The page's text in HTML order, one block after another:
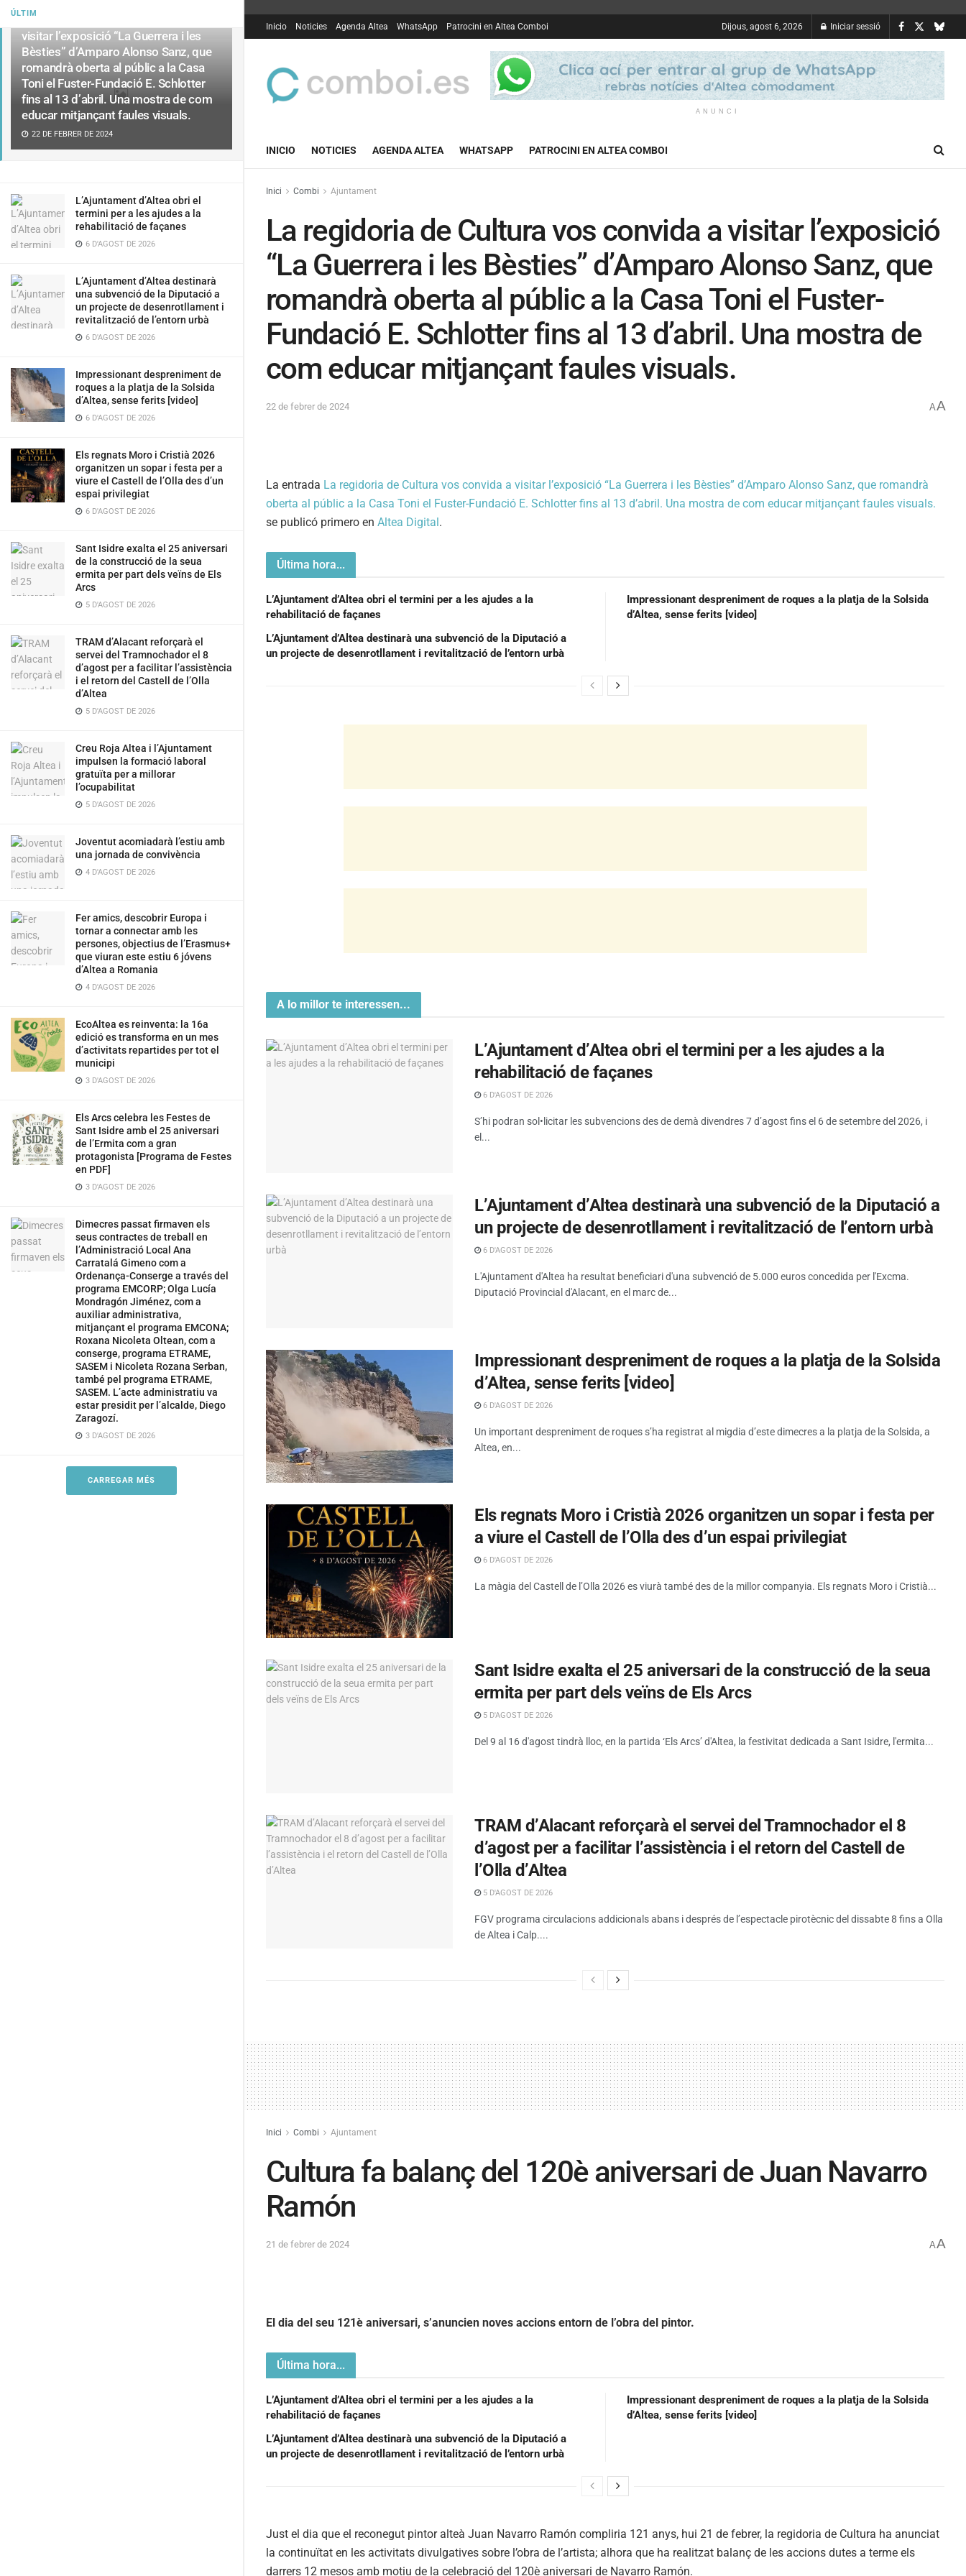
ÚLTIMLa regidoria de Cultura vos convida a
visitar l’exposició “La Guerrera i les
Bèsties” d’Amparo Alonso Sanz, que
romandrà oberta al públic a la Casa
Toni el Fuster-Fundació E. Schlotter
fins al 13 d’abril. Una mostra de com
educar mitjançant faules visuals.
22 DE FEBRER DE 2024
L’Ajuntament d’Altea obri el
termini per a les ajudes a la
rehabilitació de façanes
6 D'AGOST DE 2026
L’Ajuntament d’Altea destinarà
una subvenció de la Diputació a
un projecte de desenrotllament i
revitalització de l’entorn urbà
6 D'AGOST DE 2026
Impressionant despreniment de
roques a la platja de la Solsida
d’Altea, sense ferits [video]
6 D'AGOST DE 2026
Els regnats Moro i Cristià 2026
organitzen un sopar i festa per a
viure el Castell de l’Olla des d’un
espai privilegiat
6 D'AGOST DE 2026
Sant Isidre exalta el 25 aniversari
de la construcció de la seua
ermita per part dels veïns de Els
Arcs
5 D'AGOST DE 2026
TRAM d’Alacant reforçarà el
servei del Tramnochador el 8
d’agost per a facilitar l’assistència
i el retorn del Castell de l’Olla
d’Altea
5 D'AGOST DE 2026
Creu Roja Altea i l’Ajuntament
impulsen la formació laboral
gratuïta per a millorar
l’ocupabilitat
5 D'AGOST DE 2026
Joventut acomiadarà l’estiu amb
una jornada de convivència
4 D'AGOST DE 2026
Fer amics, descobrir Europa i
tornar a connectar amb les
persones, objectius de l’Erasmus+
que viuran este estiu 6 jóvens
d’Altea a Romania
4 D'AGOST DE 2026
EcoAltea es reinventa: la 16a
edició es transforma en un mes
d’activitats repartides per tot el
municipi
3 D'AGOST DE 2026
Els Arcs celebra les Festes de
Sant Isidre amb el 25 aniversari
de l’Ermita com a gran
protagonista [Programa de Festes
en PDF]
3 D'AGOST DE 2026
Dimecres passat firmaven els
seus contractes de treball en
l’Administració Local Ana
Carratalá Gimeno com a
Ordenança-Conserge a través del
programa EMCORP; Olga Lucía
Mondragón Jiménez, com a
auxiliar administrativa,
mitjançant el programa EMCONA;
Roxana Nicoleta Oltean, com a
conserge, programa ETRAME,
SASEM i Nicoleta Rozana Serban,
també pel programa ETRAME,
SASEM. L’acte administratiu va
estar presidit per l’alcalde, Diego
Zaragozí.
3 D'AGOST DE 2026
CARREGAR MÉS
Inicio Noticies Agenda Altea WhatsApp Patrocini en Altea Comboi Dijous, agost 6, 2026 Iniciar sessió
ANUNCI
INICIO NOTICIES AGENDA ALTEA WHATSAPP PATROCINI EN ALTEA COMBOI
Inici Combi Ajuntament
La regidoria de Cultura vos convida a visitar l’exposició
“La Guerrera i les Bèsties” d’Amparo Alonso Sanz, que
romandrà oberta al públic a la Casa Toni el Fuster-
Fundació E. Schlotter fins al 13 d’abril. Una mostra de
com educar mitjançant faules visuals.
22 de febrer de 2024 AA
La entrada La regidoria de Cultura vos convida a visitar l’exposició “La Guerrera i les Bèsties” d’Amparo Alonso Sanz, que romandrà
oberta al públic a la Casa Toni el Fuster-Fundació E. Schlotter fins al 13 d’abril. Una mostra de com educar mitjançant faules visuals.
se publicó primero en Altea Digital.
Última hora...
L’Ajuntament d’Altea obri el termini per a les ajudes a la
rehabilitació de façanes
L’Ajuntament d’Altea destinarà una subvenció de la Diputació a
un projecte de desenrotllament i revitalització de l’entorn urbà
Impressionant despreniment de roques a la platja de la Solsida
d’Altea, sense ferits [video]
A lo millor te interessen...
L’Ajuntament d’Altea obri el termini per a les ajudes a la
rehabilitació de façanes
6 D'AGOST DE 2026
S’hi podran sol•licitar les subvencions des de demà divendres 7 d’agost fins el 6 de setembre del 2026, i
el...
L’Ajuntament d’Altea destinarà una subvenció de la Diputació a
un projecte de desenrotllament i revitalització de l’entorn urbà
6 D'AGOST DE 2026
L'Ajuntament d'Altea ha resultat beneficiari d'una subvenció de 5.000 euros concedida per l'Excma.
Diputació Provincial d'Alacant, en el marc de...
Impressionant despreniment de roques a la platja de la Solsida
d’Altea, sense ferits [video]
6 D'AGOST DE 2026
Un important despreniment de roques s’ha registrat al migdia d’este dimecres a la platja de la Solsida, a
Altea, en...
Els regnats Moro i Cristià 2026 organitzen un sopar i festa per
a viure el Castell de l’Olla des d’un espai privilegiat
6 D'AGOST DE 2026
La màgia del Castell de l’Olla 2026 es viurà també des de la millor companyia. Els regnats Moro i Cristià...
Sant Isidre exalta el 25 aniversari de la construcció de la seua
ermita per part dels veïns de Els Arcs
5 D'AGOST DE 2026
Del 9 al 16 d'agost tindrà lloc, en la partida ‘Els Arcs’ d'Altea, la festivitat dedicada a Sant Isidre, l'ermita...
TRAM d’Alacant reforçarà el servei del Tramnochador el 8
d’agost per a facilitar l’assistència i el retorn del Castell de
l’Olla d’Altea
5 D'AGOST DE 2026
FGV programa circulacions addicionals abans i després de l’espectacle pirotècnic del dissabte 8 fins a Olla
de Altea i Calp....
Inici Combi Ajuntament
Cultura fa balanç del 120è aniversari de Juan Navarro
Ramón
21 de febrer de 2024 AA
El dia del seu 121è aniversari, s’anuncien noves accions entorn de l’obra del pintor.
Última hora...
L’Ajuntament d’Altea obri el termini per a les ajudes a la
rehabilitació de façanes
L’Ajuntament d’Altea destinarà una subvenció de la Diputació a
un projecte de desenrotllament i revitalització de l’entorn urbà
Impressionant despreniment de roques a la platja de la Solsida
d’Altea, sense ferits [video]
Just el dia que el reconegut pintor alteà Juan Navarro Ramón compliria 121 anys, hui 21 de febrer, la regidoria de Cultura ha anunciat
la continuïtat en les activitats divulgatives sobre l’obra de l’artista; alhora que ha realitzat balanç de les accions dutes a terme els
darrers 12 mesos amb motiu de la celebració del 120è aniversari de Navarro Ramón.